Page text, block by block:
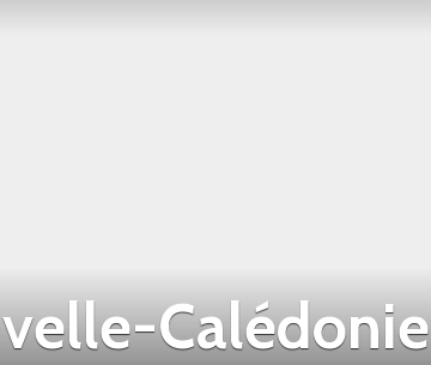
Calédonie